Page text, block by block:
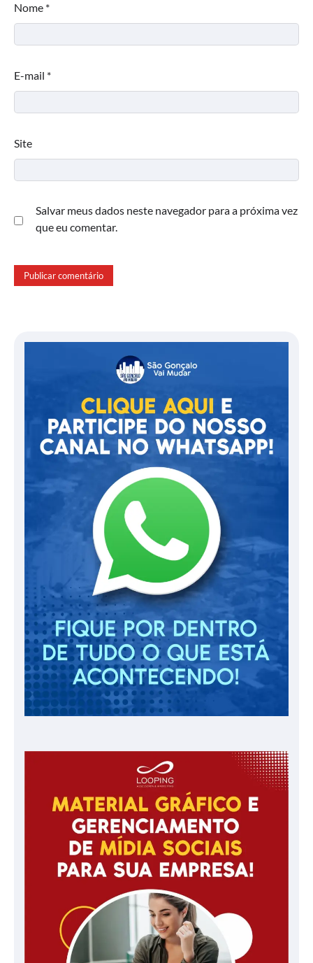
Nome *
E-mail *
Site
Salvar meus dados neste navegador para a próxima vez
que eu comentar.